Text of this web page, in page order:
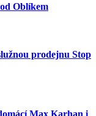
Oblíkem
prodejnu Stop
Max Karhan i